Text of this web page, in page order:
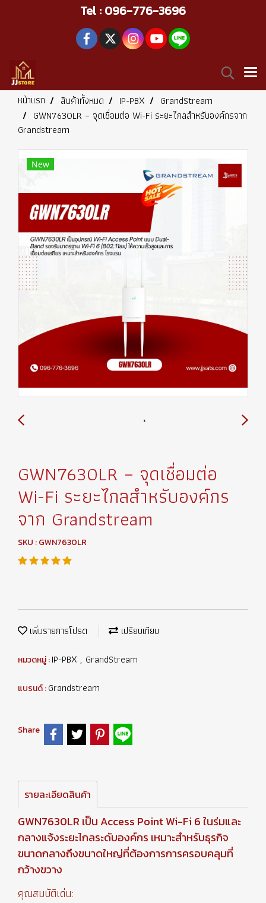
Tel : 096-776-3696
หน้าแรก สินค้าทั้งหมด IP-PBX
GrandStream
GWN7630LR – จุดเชื่อมต่อ Wi-Fi ระยะไกลสำหรับองค์กรจาก
Grandstream
New
GWN7630LR – จุดเชื่อมต่อ
Wi-Fi ระยะไกลสำหรับองค์กร
จาก Grandstream
SKU : GWN7630LR
เพิ่มรายการโปรด เปรียบเทียบ
หมวดหมู่ :IP-PBX , GrandStream
แบรนด์ :Grandstream
Share
รายละเอียดสินค้า
GWN7630LR เป็น Access Point Wi-Fi 6 ในร่มและ
กลางแจ้งระยะไกลระดับองค์กร เหมาะสำหรับธุรกิจ
ขนาดกลางถึงขนาดใหญ่ที่ต้องการการครอบคลุมที่
กว้างขวาง
คุณสมบัติเด่น: